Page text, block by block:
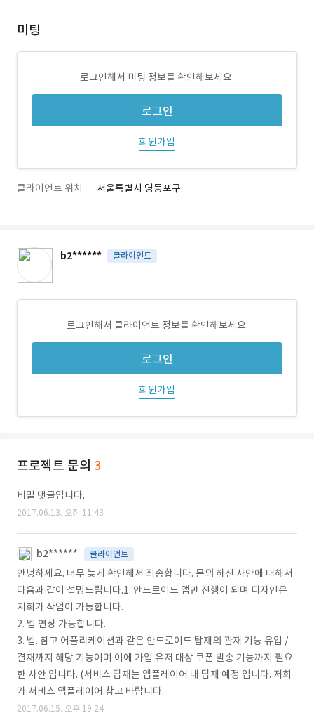
미팅
로그인해서 미팅 정보를 확인해보세요.
로그인
회원가입
클라이언트 위치 서울특별시 영등포구
b2****** 클라이언트
로그인해서 클라이언트 정보를 확인해보세요.
로그인
회원가입
프로젝트 문의 3
비밀 댓글입니다.
2017.06.13. 오전 11:43
b2****** 클라이언트
안녕하세요. 너무 늦게 확인해서 죄송합니다. 문의 하신 사안에 대해서
다음과 같이 설명드립니다.1. 안드로이드 앱만 진행이 되며 디자인은
저희가 작업이 가능합니다.
2. 넵 연장 가능합니다.
3. 넵. 참고 어플리케이션과 같은 안드로이드 탑재의 관재 기능 유입 /
결재까지 해당 기능이며 이에 가입 유저 대상 쿠폰 발송 기능까지 필요
한 사안 입니다. (서비스 탑재는 앱플레이어 내 탑재 예정 입니다. 저희
가 서비스 앱플레이어 참고 바랍니다.
2017.06.15. 오후 19:24